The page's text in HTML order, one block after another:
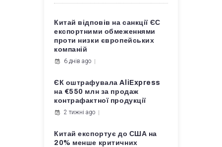
Китай відповів на санкції ЄС
експортними обмеженнями
проти низки європейських
компаній
6 днів ago
ЄК оштрафувала AliExpress
на €550 млн за продаж
контрафактної продукції
2 тижні ago
Китай експортує до США на
20% менше критичних